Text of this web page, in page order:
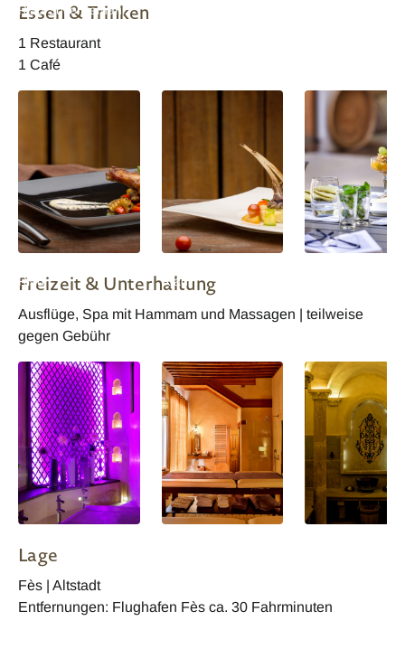
Riad Suite Demani
Essen & Trinken
1 Restaurant
1 Café
Riad
Riad
Freizeit & Unterhaltung
Ausflüge, Spa mit Hammam und Massagen | teilweise
gegen Gebühr
Lage
Fès | Altstadt
Entfernungen: Flughafen Fès ca. 30 Fahrminuten